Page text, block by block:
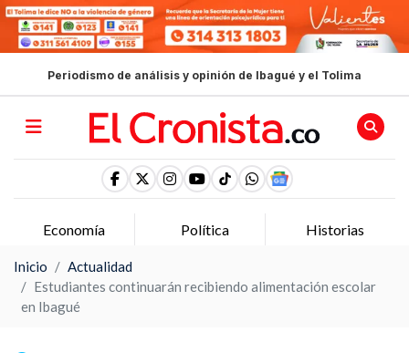
Periodismo de análisis y opinión de Ibagué y el Tolima
Economía Política Historias
Inicio
Actualidad
Estudiantes continuarán recibiendo alimentación escolar
en Ibagué